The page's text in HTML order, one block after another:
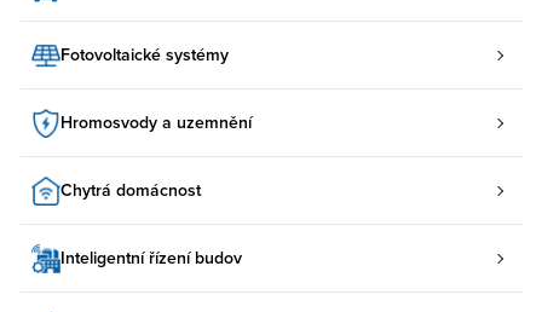
Fotovoltaické systémy
Hromosvody a uzemnění
Chytrá domácnost
Inteligentní řízení budov